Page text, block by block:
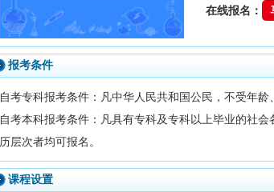
在线报名：
报考条件
自考专科报考条件：凡中华人民共和国公民，不受年
自考本科报考条件：凡具有专科及专科以上毕业的社
历层次者均可报名。
课程设置